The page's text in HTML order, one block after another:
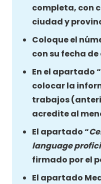
completa, con
ciudad y
Coloque el
con su fecha
En el apartado “
colocar la
trabajos
acredite al
El apartado “
language
firmado por el
El apartado